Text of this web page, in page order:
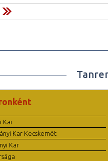
Kar
Kar Kecskemét
Kar